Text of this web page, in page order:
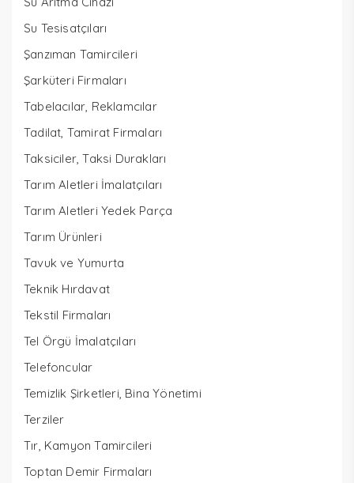
Su Tesisatçıları
Şanzıman Tamircileri
Şarküteri Firmaları
Tabelacılar, Reklamcılar
Tadilat, Tamirat Firmaları
Taksiciler, Taksi Durakları
Tarım Aletleri İmalatçıları
Tarım Aletleri Yedek Parça
Tarım Ürünleri
Tavuk ve Yumurta
Teknik Hırdavat
Tekstil Firmaları
Tel Örgü İmalatçıları
Telefoncular
Temizlik Şirketleri, Bina Yönetimi
Terziler
Tır, Kamyon Tamircileri
Toptan Demir Firmaları